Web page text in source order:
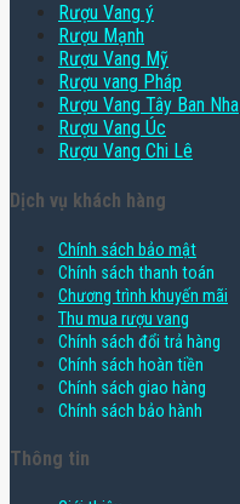
Rượu Vang ý
Rượu Mạnh
Rượu Vang Mỹ
Rượu vang Pháp
Rượu Vang Tây Ban Nha
Rượu Vang Úc
Rượu Vang Chi Lê
Dịch vụ khách hàng
Chính sách bảo mật
Chính sách thanh toán
Chương trình khuyến mãi
Thu mua rượu vang
Chính sách đổi trả hàng
Chính sách hoàn tiền
Chính sách giao hàng
Chính sách bảo hành
Thông tin